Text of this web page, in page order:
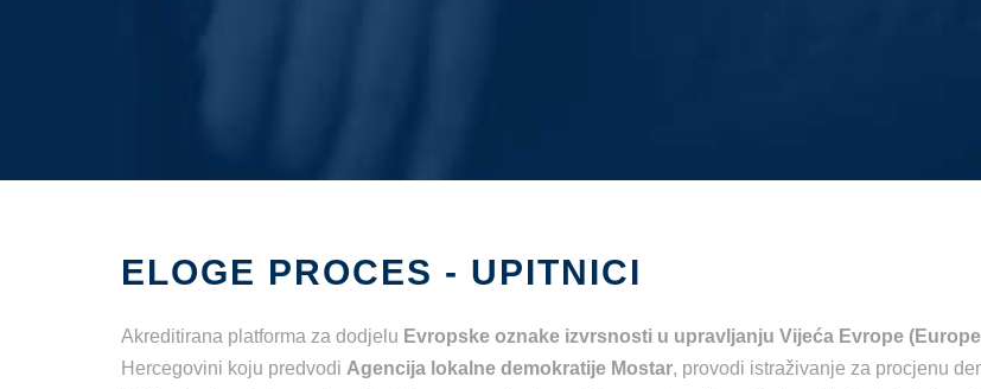
ELOGE PROCES - UPITNICI
Akreditirana platforma za dodjelu Evropske oznake izvrsnosti u upravljanju Vijeća Evrope
Hercegovini koju predvodi Agencija lokalne demokratije Mostar, provodi istraživanje za procjenu